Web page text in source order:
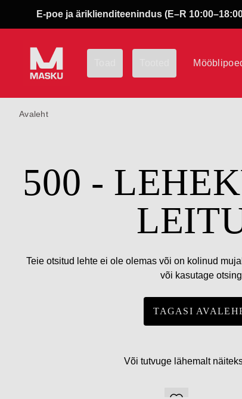
E-poe ja äriklienditeenindus (E–R
Avaleht
500 -
Teie otsitud lehte ei ole olemas või on kolinud
või kasutage
TAGASI
Või tutvuge lähemalt